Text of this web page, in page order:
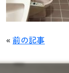
« 前の記事